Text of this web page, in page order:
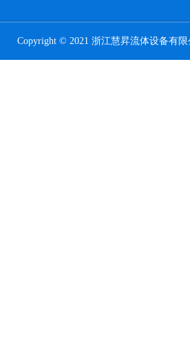
Copyright © 2021 浙江慧昇流体设备有